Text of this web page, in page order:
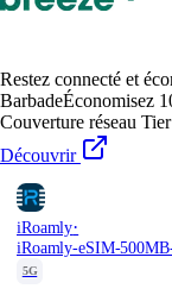
Restez connecté et
BarbadeÉconomisez
Couverture réseau
Découvrir
iRoamly·
iRoamly-eSIM-
5G